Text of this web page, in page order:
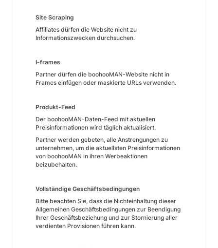
Site Scraping
Affiliates dürfen die Website nicht zu
Informationszwecken durchsuchen.
I-frames
Partner dürfen die boohooMAN-Website nicht in
Frames einfügen oder maskierte URLs verwenden.
Produkt-Feed
Der boohooMAN-Daten-Feed mit aktuellen
Preisinformationen wird täglich aktualisiert.
Partner werden gebeten, alle Anstrengungen zu
unternehmen, um die aktuellsten Preisinformationen
von boohooMAN in ihren Werbeaktionen
beizubehalten.
Vollständige Geschäftsbedingungen
Bitte beachten Sie, dass die Nichteinhaltung dieser
Allgemeinen Geschäftsbedingungen zur Beendigung
Ihrer Geschäftsbeziehung und zur Stornierung aller
verdienten Provisionen führen kann.